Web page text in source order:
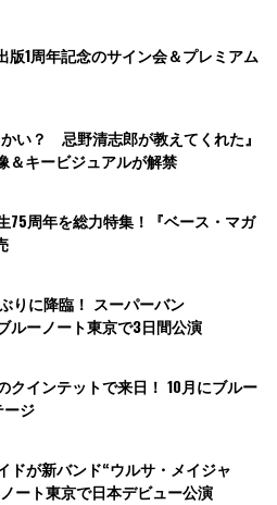
出版1周年記念のサイン会＆プレミアム
い？ 忌野清志郎が教えてくれた』
＆キービジュアルが解禁
75周年を総力特集！『ベース・マガ
りに降臨！ スーパーバン
ルーノート東京で3日間公演
クインテットで来日！ 10月にブルー
ージ
ドが新バンド“ウルサ・メイジャ
ート東京で日本デビュー公演